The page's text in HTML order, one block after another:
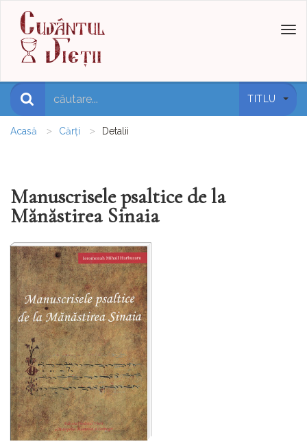
TITLU
Acasă Cărți Detalii
Manuscrisele psaltice de la
Mănăstirea Sinaia